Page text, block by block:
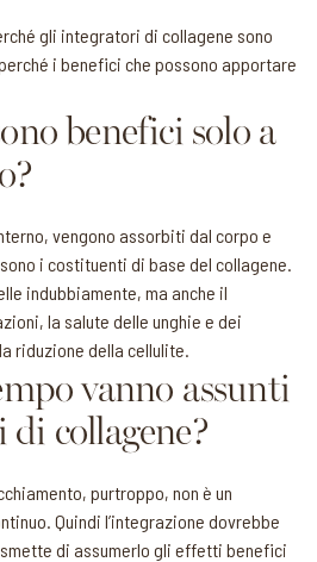
gli integratori di collagene sono
i benefici che possono apportare
benefici solo a
vengono assorbiti dal corpo e
i costituenti di base del collagene.
indubbiamente, ma anche il
la salute delle unghie e dei
riduzione della cellulite.
vanno assunti
collagene?
purtroppo, non è un
Quindi l’integrazione dovrebbe
di assumerlo gli effetti benefici